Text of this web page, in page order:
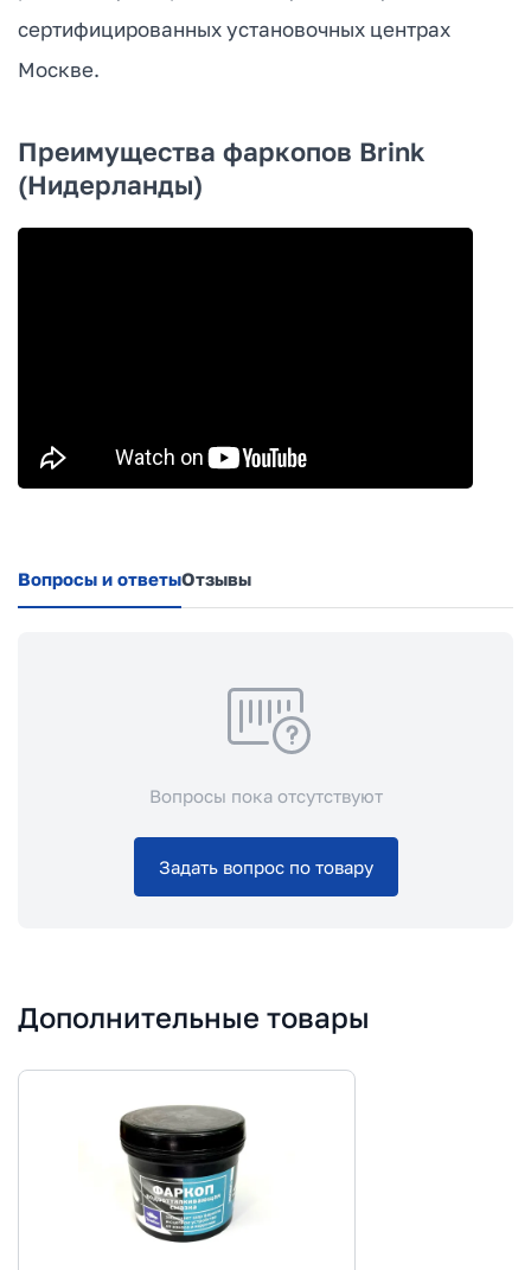
сертифицированных установочных центрах
Москве.
Преимущества фаркопов Brink
(Нидерланды)
Вопросы и ответыОтзывы
Вопросы пока отсутствуют
Задать вопрос по товару
Дополнительные товары